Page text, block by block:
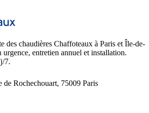
des chaudières Chaffoteaux à Paris et Île-de-
urgence, entretien annuel et installation.
7.
de Rochechouart, 75009 Paris